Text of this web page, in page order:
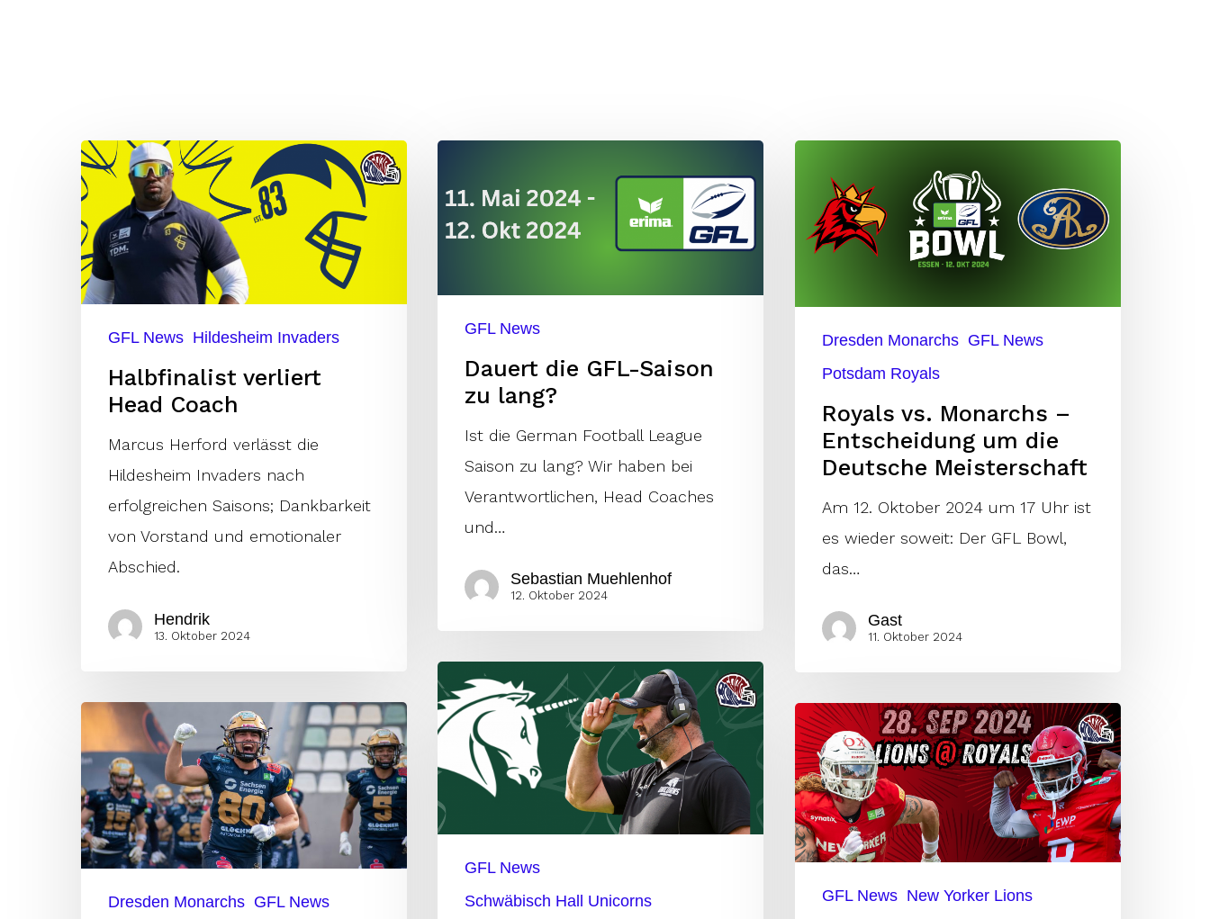
Hit enter to search or ESC to close
Halbfinalist
verliert
Head
Coach
GFL News Hildesheim Invaders
Halbfinalist verliert
Head Coach
Marcus Herford verlässt die
Hildesheim Invaders nach
erfolgreichen Saisons; Dankbarkeit
von Vorstand und emotionaler
Abschied.
Hendrik
13. Oktober 2024
GFL News
Dauert die GFL-Saison
zu lang?
Ist die German Football League
Saison zu lang? Wir haben bei
Verantwortlichen, Head Coaches
und…
Sebastian Muehlenhof
12. Oktober 2024
Monarchs
um
Deutsche
Dresden Monarchs GFL News
Potsdam Royals
Royals vs. Monarchs –
Entscheidung um die
Deutsche Meisterschaft
Am 12. Oktober 2024 um 17 Uhr ist
es wieder soweit: Der GFL Bowl,
das…
Gast
11. Oktober 2024
Unicorns:
Head
Coach
Rothe
tritt
zurück
GFL News
Schwäbisch Hall Unicorns
Halbfinalsieg
gegen
Invaders
–
Monarchs
erreichen
Dresden Monarchs GFL News
Royals
vs.
Lions
–
Die
gegenGFL News New Yorker Lions